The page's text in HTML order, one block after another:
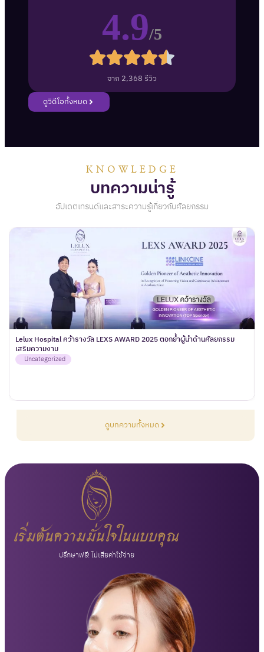
4.9/5
จาก 2,368 รีวิว
ดูวิดีโอทั้งหมด​
KNOWLEDGE
บทความน่ารู้
อัปเดตเทรนด์และสาระความรู้เกี่ยวกับศัลยกรรม
Lelux Hospital คว้ารางวัล LEXS AWARD 2025 ตอกย้ำผู้นำด้านศัลยกรรม
เสริมความงาม
Uncategorized
ดูบทความทั้งหมด
เริ่มต้นความมั่นใจในแบบคุณ
ปรึกษาฟรี! ไม่เสียค่าใช้จ่าย